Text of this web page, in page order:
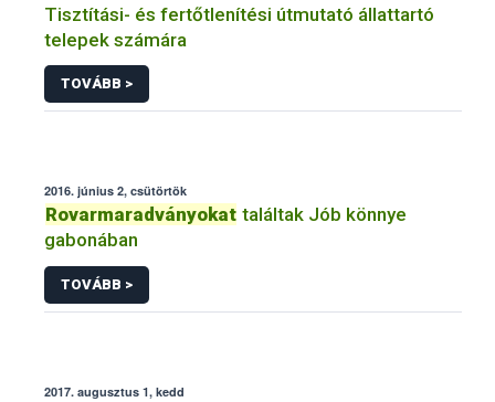
Tisztítási- és fertőtlenítési útmutató állattartó
telepek számára
TOVÁBB >
2016. június 2, csütörtök
Rovarmaradványokat találtak Jób könnye
gabonában
TOVÁBB >
2017. augusztus 1, kedd